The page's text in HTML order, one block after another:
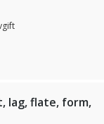
lag, flate, form,